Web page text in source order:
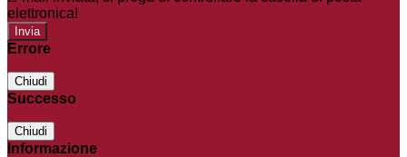
elettronica!
Errore
Chiudi
Successo
Chiudi
Informazione